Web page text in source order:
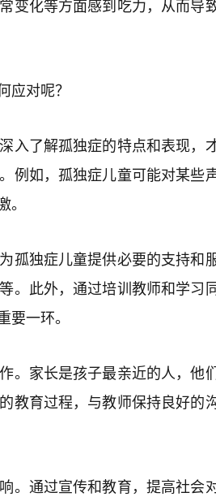
变化等方面感到吃力，从而导
应对呢？
入了解孤独症的特点和表现，
例如，孤独症儿童可能对某些
。
孤独症儿童提供必要的支持和
。此外，通过培训教师和学习
要一环。
。家长是孩子最亲近的人，他
教育过程，与教师保持良好的
。通过宣传和教育，提高社会